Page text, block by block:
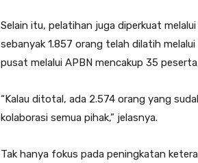
Selain itu, pelatihan juga diperkuat
sebanyak 1.857 orang telah dilatih
pusat melalui APBN mencakup 35
“Kalau ditotal, ada 2.574 orang yang
kolaborasi semua pihak,” jelasnya.
Tak hanya fokus pada peningkatan